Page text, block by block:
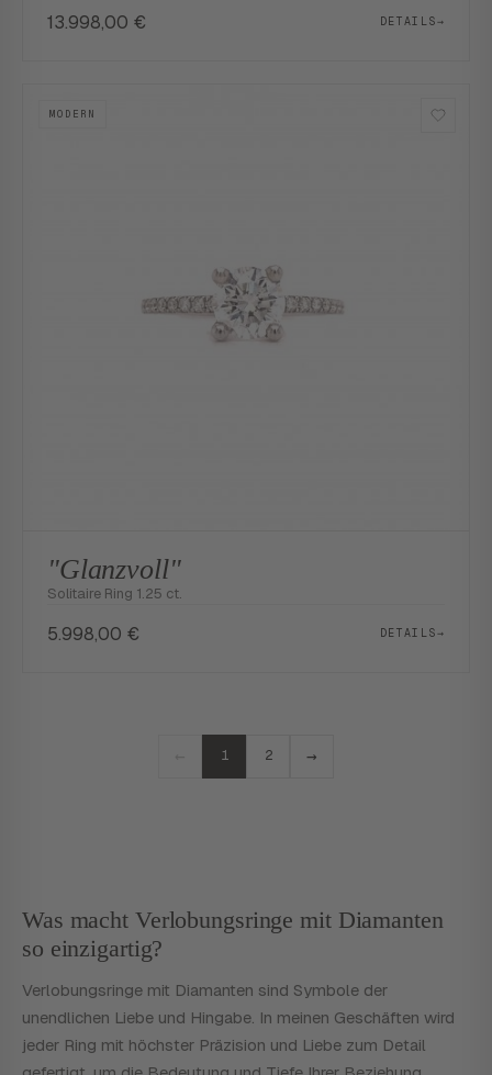
13.998,00 € DETAILS→
MODERN
"Glanzvoll"
Solitaire Ring 1.25 ct.
5.998,00 € DETAILS→
1 2 →
Was macht Verlobungsringe mit Diamanten
so einzigartig?
Verlobungsringe mit Diamanten sind Symbole der
unendlichen Liebe und Hingabe. In meinen Geschäften wird
jeder Ring mit höchster Präzision und Liebe zum Detail